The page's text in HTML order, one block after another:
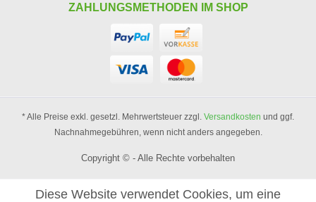
ZAHLUNGSMETHODEN IM SHOP
* Alle Preise exkl. gesetzl. Mehrwertsteuer zzgl. Versandkosten und ggf.
Nachnahmegebühren, wenn nicht anders angegeben.
Copyright © - Alle Rechte vorbehalten
Diese Website verwendet Cookies, um eine